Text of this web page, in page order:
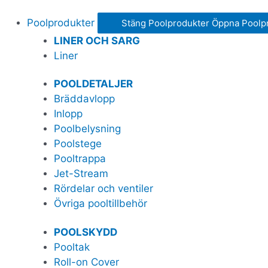
Poolprodukter Stäng Poolprodukter Öppna
LINER OCH SARG
Liner
POOLDETALJER
Bräddavlopp
Inlopp
Poolbelysning
Poolstege
Pooltrappa
Jet-Stream
Rördelar och ventiler
Övriga pooltillbehör
POOLSKYDD
Pooltak
Roll-on Cover